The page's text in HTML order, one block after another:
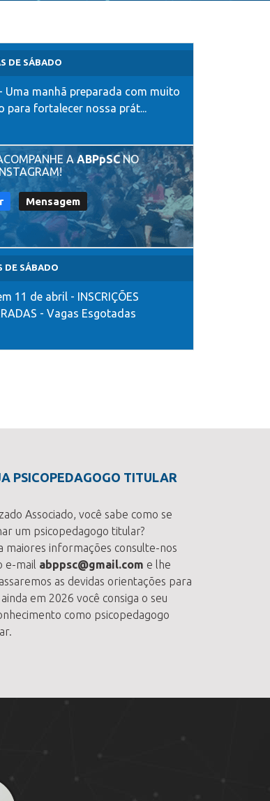
DE SÁBADO
Uma manhã preparada com muito
para fortalecer nossa prát...
AABPpSCNO
Mensagem
DE SÁBADO
11 de abril - INSCRIÇÕES
- Vagas Esgotadas
PSICOPEDAGOGO TITULAR
Associado, você sabe como se
um psicopedagogo titular?
maiores informações consulte-nos
e-mail abppsc@gmail.com e lhe
as devidas orientações para
em 2026 você consiga o seu
como psicopedagogo